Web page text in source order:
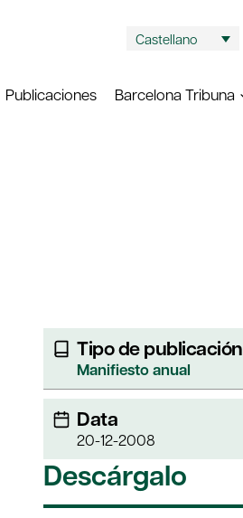
Castellano
Publicaciones Barcelona Tribuna
Tipo de publicación
Manifiesto anual
Data
20-12-2008
Descárgalo